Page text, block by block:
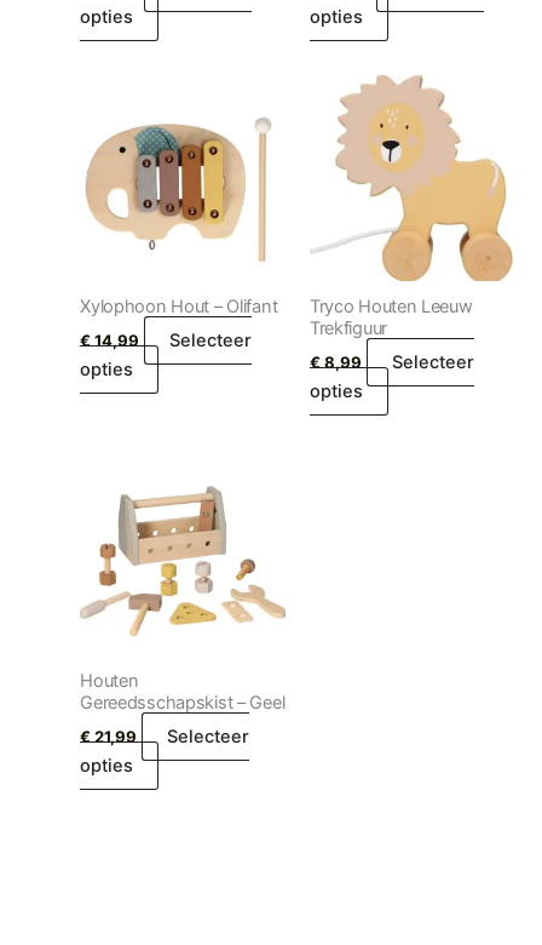
opties
opties
Xylophoon Hout – Olifant
€14,99
Selecteer
opties
Tryco Houten Leeuw
Trekfiguur
€8,99
Selecteer
opties
Houten
Gereedsschapskist – Geel
€21,99
Selecteer
opties